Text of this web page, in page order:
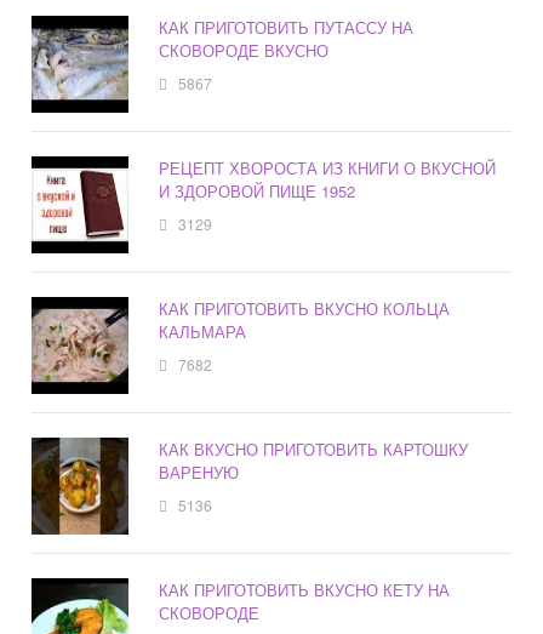
КАК ПРИГОТОВИТЬ ПУТАССУ НА
СКОВОРОДЕ ВКУСНО
5867
РЕЦЕПТ ХВОРОСТА ИЗ КНИГИ О ВКУСНОЙ
И ЗДОРОВОЙ ПИЩЕ 1952
3129
КАК ПРИГОТОВИТЬ ВКУСНО КОЛЬЦА
КАЛЬМАРА
7682
КАК ВКУСНО ПРИГОТОВИТЬ КАРТОШКУ
ВАРЕНУЮ
5136
КАК ПРИГОТОВИТЬ ВКУСНО КЕТУ НА
СКОВОРОДЕ